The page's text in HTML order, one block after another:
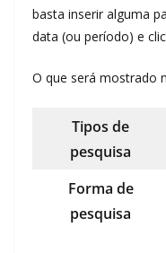
basta inserir alguma
data (ou período) e
O que será mostrado
Tipos de
pesquisa
Forma de
pesquisa